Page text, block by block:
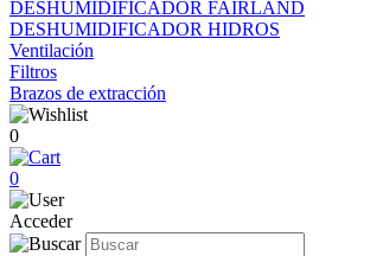
DESHUMIDIFICADOR FAIRLAND
DESHUMIDIFICADOR HIDROS
Ventilación
Filtros
Brazos de extracción
0
0
Acceder